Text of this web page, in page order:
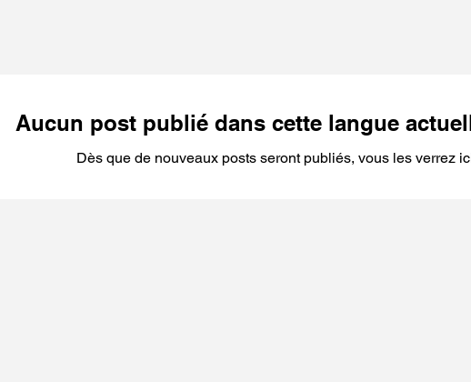
Aucun post publié dans cette langue
Dès que de nouveaux posts seront publiés, vous les verrez